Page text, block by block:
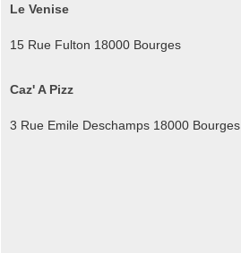
Le Venise
15 Rue Fulton 18000 Bourges
Caz' A Pizz
3 Rue Emile Deschamps 18000 Bourges